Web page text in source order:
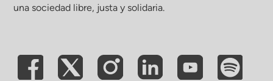
una sociedad libre, justa y solidaria.